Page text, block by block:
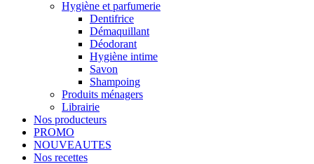
Hygiène et parfumerie
Dentifrice
Démaquillant
Déodorant
Hygiène intime
Savon
Shampoing
Produits ménagers
Librairie
Nos producteurs
PROMO
NOUVEAUTES
Nos recettes